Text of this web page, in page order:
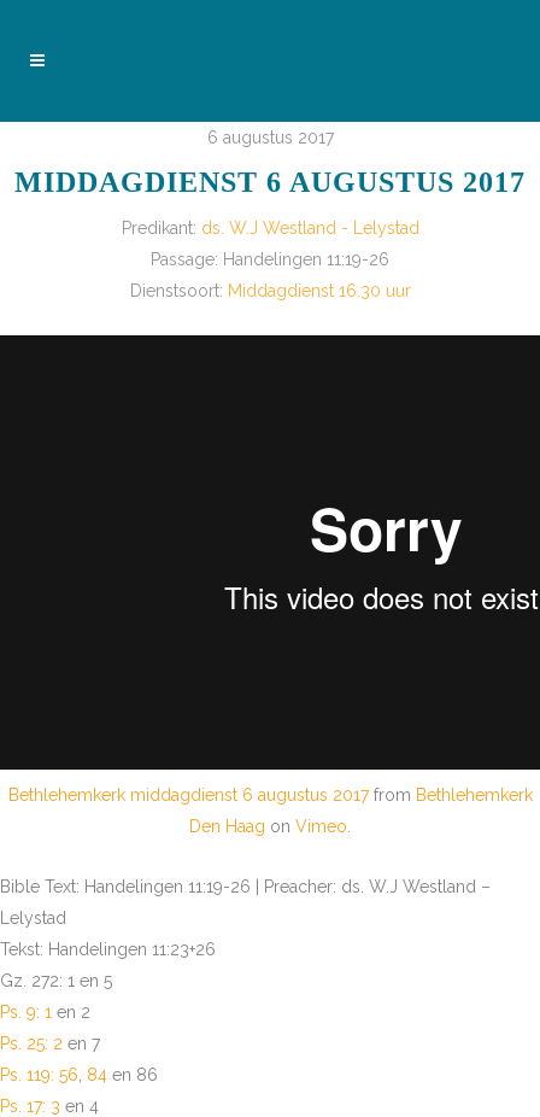
6 augustus 2017
MIDDAGDIENST 6 AUGUSTUS 2017
Predikant: ds. W.J Westland - Lelystad
Passage: Handelingen 11:19-26
Dienstsoort: Middagdienst 16.30 uur
Bethlehemkerk middagdienst 6 augustus 2017from Bethlehemkerk
Den Haag on Vimeo
Bible Text: Handelingen 11:19-26 | Preacher: ds. W.J Westland –
Lelystad
Tekst: Handelingen 11:23+26
Gz. 272: 1 en 5
Ps. 9: 1 en 2
Ps. 25: 2 en 7
Ps. 119: 56 84 en 86
Ps. 17: 3 en 4